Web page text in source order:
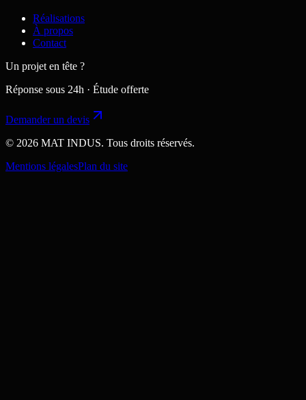
Réalisations
À propos
Contact
Un projet en tête ?
Réponse sous 24h · Étude offerte
Demander un devis
© 2026 MAT INDUS. Tous droits réservés.
Mentions légalesPlan du site